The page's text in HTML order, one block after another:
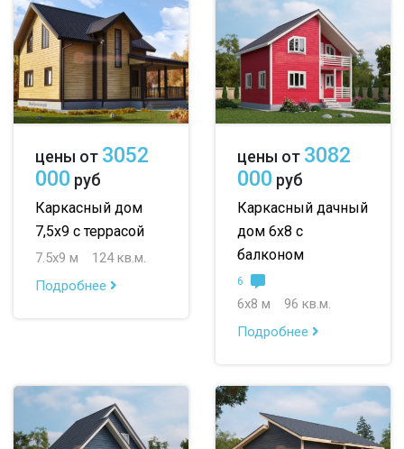
цены от 3052
000 руб
Каркасный дом
7,5х9 с террасой
7.5х9 м
124 кв.м.
Подробнее
цены от 3082
000 руб
Каркасный дачный
дом 6х8 с
балконом
6
6х8 м
96 кв.м.
Подробнее